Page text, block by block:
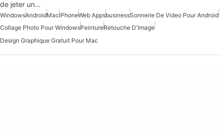
de jeter un…
WindowsAndroidMaciPhoneWeb AppsbusinessSonnerie De Video Pour Android
Collage Photo Pour WindowsPeintureRetouche D'Image
Design Graphique Gratuit Pour Mac